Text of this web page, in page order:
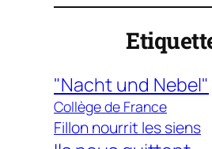
"Nacht und Nebel"
Collège de France
Fillon nourrit les siens